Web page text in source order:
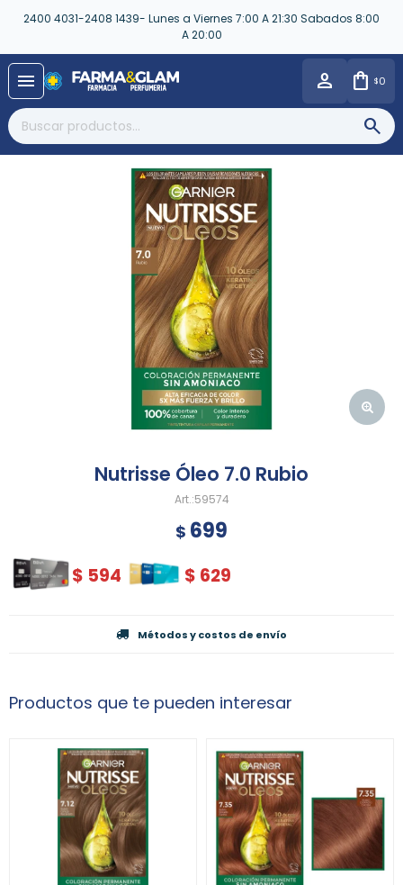
2400 4031-2408 1439- Lunes a Viernes 7:00 A 21:30 Sabados 8:00
A 20:00
menu $0
Nutrisse Óleo 7.0 Rubio
59574
$ 699
$ 594 $ 629
Métodos y costos de envío
Productos que te pueden interesar